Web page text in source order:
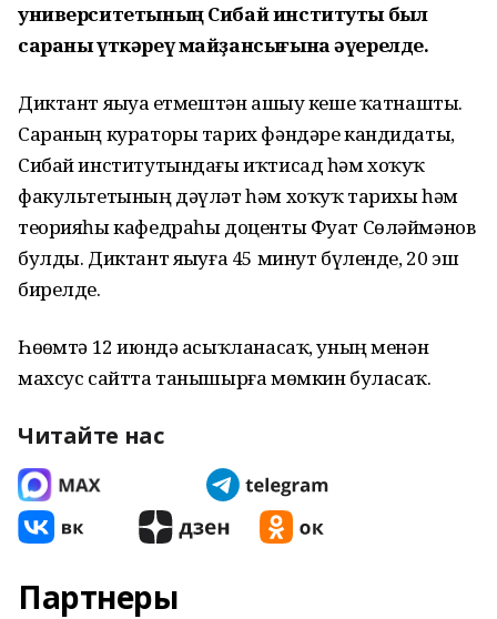
университетының Сибай институты был
сараны үткәреү майҙансығына әүерелде.
Диктант яҙыуҙа етмештән ашыу кеше ҡатнашты.
Сараның кураторы тарих фәндәре кандидаты,
Сибай институтындағы иҡтисад һәм хоҡуҡ
факультетының дәүләт һәм хоҡуҡ тарихы һәм
теорияһы кафедраһы доценты Фуат Сөләймәнов
булды. Диктант яҙыуға 45 минут бүленде, 20 эш
бирелде.
Һөҙөмтә 12 июндә асыҡланасаҡ, уның менән
махсус сайтта танышырға мөмкин буласаҡ.
Читайте нас
Партнеры